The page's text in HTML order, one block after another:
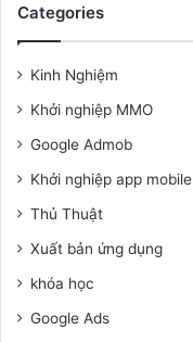
Categories
Kinh Nghiệm
Khởi nghiệp MMO
Google Admob
Khởi nghiệp app mobile
Thủ Thuật
Xuất bản ứng dụng
khóa học
Google Ads